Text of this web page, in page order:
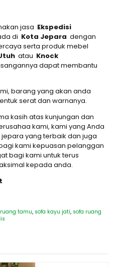
jasa Ekspedisi
di Kota Jepara dengan
serta produk mebel
atau Knock
dapat membantu
barang yang akan anda
serat dan warnanya.
kasih atas kunjungan dan
kami, kami yang Anda
yang terbaik dan juga
kami kepuasan pelanggan
bagi kami untuk terus
kepada anda.
tamu, sofa kayu jati, sofa ruang